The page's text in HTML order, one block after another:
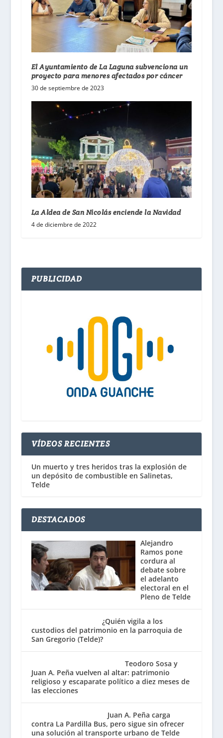
El Ayuntamiento de La Laguna subvenciona un
proyecto para menores afectados por cáncer
30 de septiembre de 2023
La Aldea de San Nicolás enciende la Navidad
4 de diciembre de 2022
PUBLICIDAD
VÍDEOS RECIENTES
Un muerto y tres heridos tras la explosión de
un depósito de combustible en Salinetas,
Telde
DESTACADOS
Alejandro
Ramos pone
cordura al
debate sobre
el adelanto
electoral en el
Pleno de Telde
¿Quién vigila a los
custodios del patrimonio en la parroquia de
San Gregorio (Telde)?
Teodoro Sosa y
Juan A. Peña vuelven al altar: patrimonio
religioso y escaparate político a diez meses de
las elecciones
Juan A. Peña carga
contra La Pardilla Bus, pero sigue sin ofrecer
una solución al transporte urbano de Telde